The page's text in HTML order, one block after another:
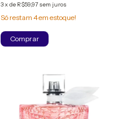
3x de R$59,97 sem juros
Só restam 4em estoque!
Comprar